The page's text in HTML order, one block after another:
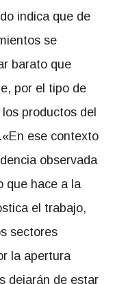
indica que de
se
barato que
por el tipo de
productos del
«En ese contexto
observada
que hace a la
el trabajo,
sectores
la apertura
dejarán de estar